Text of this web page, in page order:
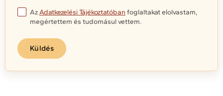
AzAdatkezelési Tájékoztatóban foglaltakat elolvastam,
megértettem és tudomásul vettem.
Küldés